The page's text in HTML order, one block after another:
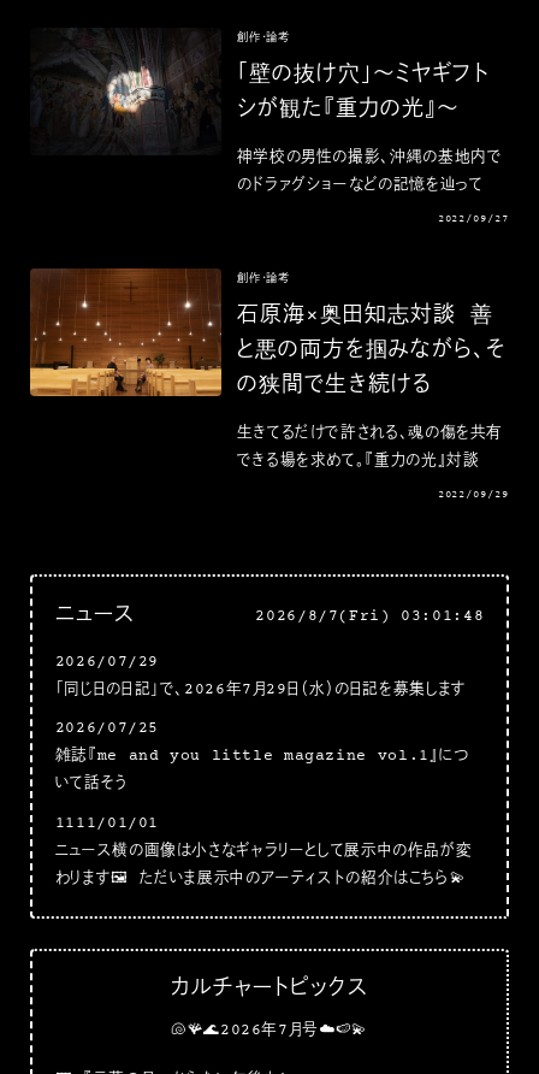
創作・論考
「壁の抜け穴」〜ミヤギフト
シが観た『重力の光』〜
神学校の男性の撮影、沖縄の基地内で
のドラァグショーなどの記憶を辿って
2022/09/27
創作・論考
石原海×奥田知志対談 善
と悪の両方を掴みながら、そ
の狭間で生き続ける
生きてるだけで許される、魂の傷を共有
できる場を求めて。『重力の光』対談
2022/09/29
ニュース 2026/8/7(Fri) 03:01:50
2026/07/29
「同じ日の日記」で、2026年7月29日（水）の日記を募集します
2026/07/25
雑誌『me and you little magazine vol.1』につ
いて話そう
1111/01/01
ニュース横の画像は小さなギャラリーとして展示中の作品が変
わります🖼 ただいま展示中のアーティストの紹介はこちら💫
カルチャートピックス
🐚🪸🌊2026年7月号☁️🍉💫